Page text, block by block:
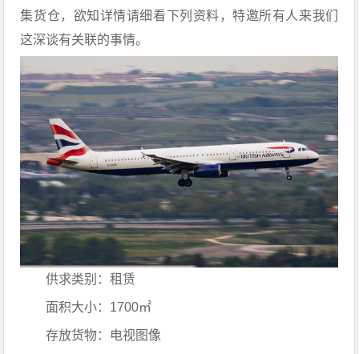
集货仓，欲知详情请细看下列资料，特邀所有人来我们
这深谈有关联的事情。
供求类别：租赁
面积大小：1700㎡
存放货物：电视图像